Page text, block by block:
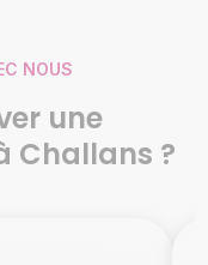
NOUS
une
Challans ?